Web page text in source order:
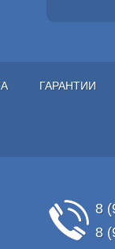
ГАРАНТИИ
8
8